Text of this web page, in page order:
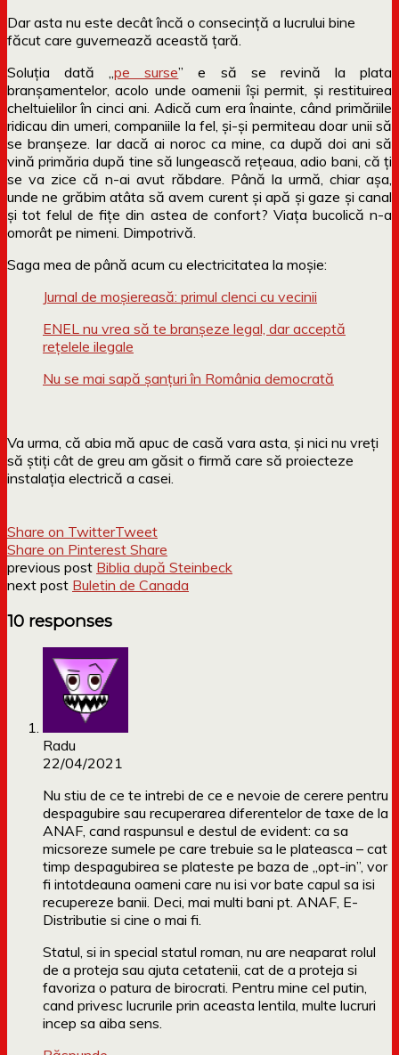
Dar asta nu este decât încă o consecință a lucrului bine
făcut care guvernează această țară.
Soluția dată „pe surse” e să se revină la plata
branșamentelor, acolo unde oamenii își permit, și restituirea
cheltuielilor în cinci ani. Adică cum era înainte, când primăriile
ridicau din umeri, companiile la fel, și-și permiteau doar unii să
se branșeze. Iar dacă ai noroc ca mine, ca după doi ani să
vină primăria după tine să lungească rețeaua, adio bani, că ți
se va zice că n-ai avut răbdare. Până la urmă, chiar așa,
unde ne grăbim atâta să avem curent și apă și gaze și canal
și tot felul de fițe din astea de confort? Viața bucolică n-a
omorât pe nimeni. Dimpotrivă.
Saga mea de până acum cu electricitatea la moșie:
Jurnal de moșiereasă: primul clenci cu vecinii
ENEL nu vrea să te branșeze legal, dar acceptă
rețelele ilegale
Nu se mai sapă șanțuri în România democrată
Va urma, că abia mă apuc de casă vara asta, și nici nu vreți
să știți cât de greu am găsit o firmă care să proiecteze
instalația electrică a casei.
Share on TwitterTweet
Share on Pinterest Share
previous post Biblia după Steinbeck
next post Buletin de Canada
10 responses
Radu
22/04/2021
Nu stiu de ce te intrebi de ce e nevoie de cerere pentru
despagubire sau recuperarea diferentelor de taxe de la
ANAF, cand raspunsul e destul de evident: ca sa
micsoreze sumele pe care trebuie sa le plateasca – cat
timp despagubirea se plateste pe baza de „opt-in”, vor
fi intotdeauna oameni care nu isi vor bate capul sa isi
recupereze banii. Deci, mai multi bani pt. ANAF, E-
Distributie si cine o mai fi.
Statul, si in special statul roman, nu are neaparat rolul
de a proteja sau ajuta cetatenii, cat de a proteja si
favoriza o patura de birocrati. Pentru mine cel putin,
cand privesc lucrurile prin aceasta lentila, multe lucruri
incep sa aiba sens.